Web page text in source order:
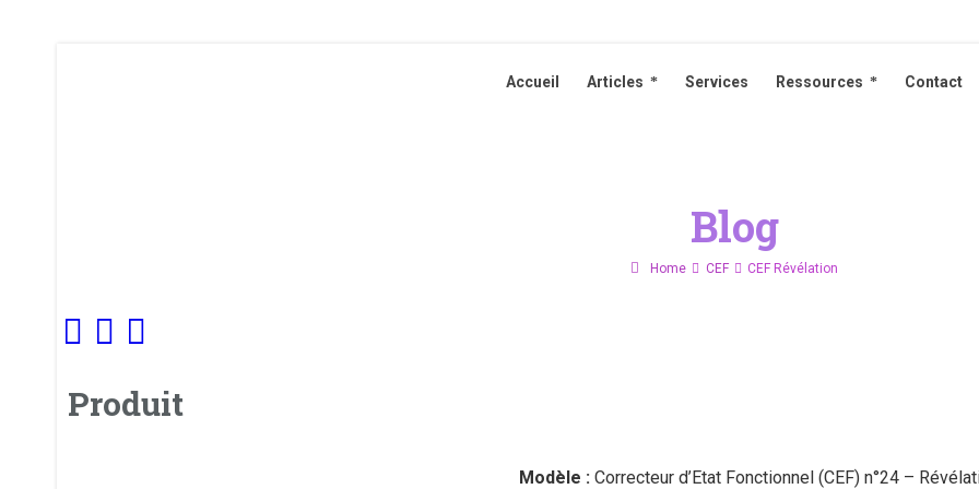
Accueil Articles Services Ressources Contact
Blog
Home CEF CEF Révélation
Produit
Modèle : Correcteur d’Etat Fonctionnel (CEF) n°24 –